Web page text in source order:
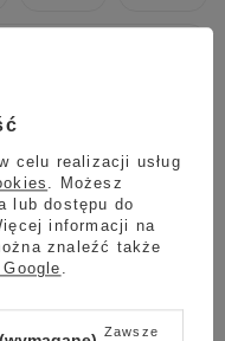
dostawa
cennik
FANCY SENCHA 100g
celu realizacji usług
. Możesz
lub dostępu do
informacji na
znaleźć także
.
Zawsze